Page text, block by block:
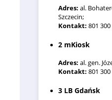
Adres: al.
Szczecin;
Kontakt: 801 300
2 mKiosk
Adres: al. gen.
Kontakt: 801 300
3 LB Gdańsk